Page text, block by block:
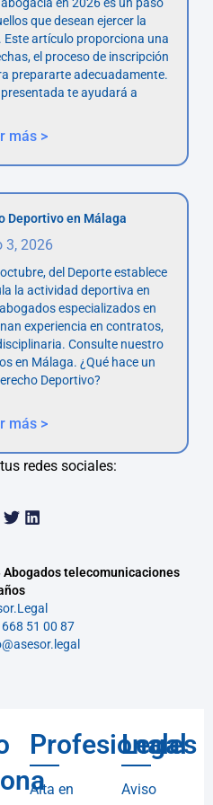
que desean ejercer la
Este artículo proporciona una
el proceso de inscripción
prepararte adecuadamente.
te ayudará a
más >
Deportivo en Málaga
3, 2026
del Deporte establece
la actividad deportiva en
especializados en
experiencia en contratos,
Consulte nuestro
en Málaga. ¿Qué hace un
Deportivo?
más >
redes sociales:
Abogados telecomunicaciones
51 00 87
Profesionales
Alta en
Legal
Aviso